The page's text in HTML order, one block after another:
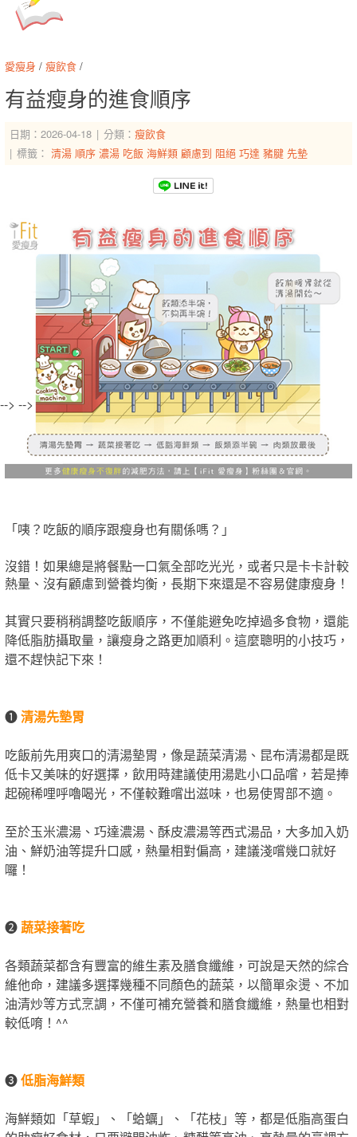
愛瘦身 / 瘦飲食 /
有益瘦身的進食順序
日期：2026-04-18 分類： 瘦飲食
標籤： 清湯 順序 濃湯 吃飯 海鮮類 顧慮到 阻絕 巧達 豬腱 先墊
「咦？吃飯的順序跟瘦身也有關係嗎？」
沒錯！如果總是將餐點一口氣全部吃光光，或者只是卡卡計較
熱量、沒有顧慮到營養均衡，長期下來還是不容易健康瘦身！
其實只要稍稍調整吃飯順序，不僅能避免吃掉過多食物，還能
降低脂肪攝取量，讓瘦身之路更加順利。這麼聰明的小技巧，
還不趕快記下來！
❶清湯先墊胃
吃飯前先用爽口的清湯墊胃，像是蔬菜清湯、昆布清湯都是既
低卡又美味的好選擇，飲用時建議使用湯匙小口品嚐，若是捧
起碗稀哩呼嚕喝光，不僅較難嚐出滋味，也易使胃部不適。
至於玉米濃湯、巧達濃湯、酥皮濃湯等西式湯品，大多加入奶
油、鮮奶油等提升口感，熱量相對偏高，建議淺嚐幾口就好
囉！
❷蔬菜接著吃
各類蔬菜都含有豐富的維生素及膳食纖維，可說是天然的綜合
維他命，建議多選擇幾種不同顏色的蔬菜，以簡單汆燙、不加
油清炒等方式烹調，不僅可補充營養和膳食纖維，熱量也相對
較低唷！^^
❸低脂海鮮類
海鮮類如「草蝦」、「蛤蠣」、「花枝」等，都是低脂高蛋白
--> -->